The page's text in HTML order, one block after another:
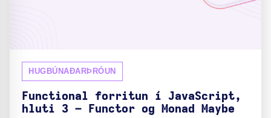
HUGBÚNAÐARÞRÓUN
Functional forritun í JavaScript,
hluti 3 – Functor og Monad Maybe